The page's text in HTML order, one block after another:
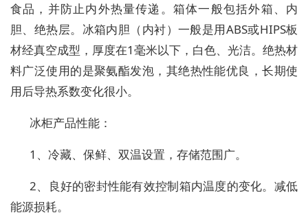
食品，并防止内外热量传递。箱体一般包括外箱、内
胆、绝热层。冰箱内胆（内衬）一般是用ABS或HIPS板
材经真空成型，厚度在1毫米以下，白色、光洁。绝热材
料广泛使用的是聚氨酯发泡，其绝热性能优良，长期使
用后导热系数变化很小。
冰柜产品性能：
1、冷藏、保鲜、双温设置，存储范围广。
2、良好的密封性能有效控制箱内温度的变化。减低
能源损耗。